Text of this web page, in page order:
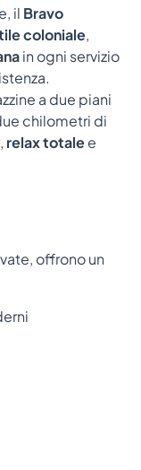
il Bravo
coloniale,
in ogni servizio
a due piani
chilometri di
relax totalee
offrono un